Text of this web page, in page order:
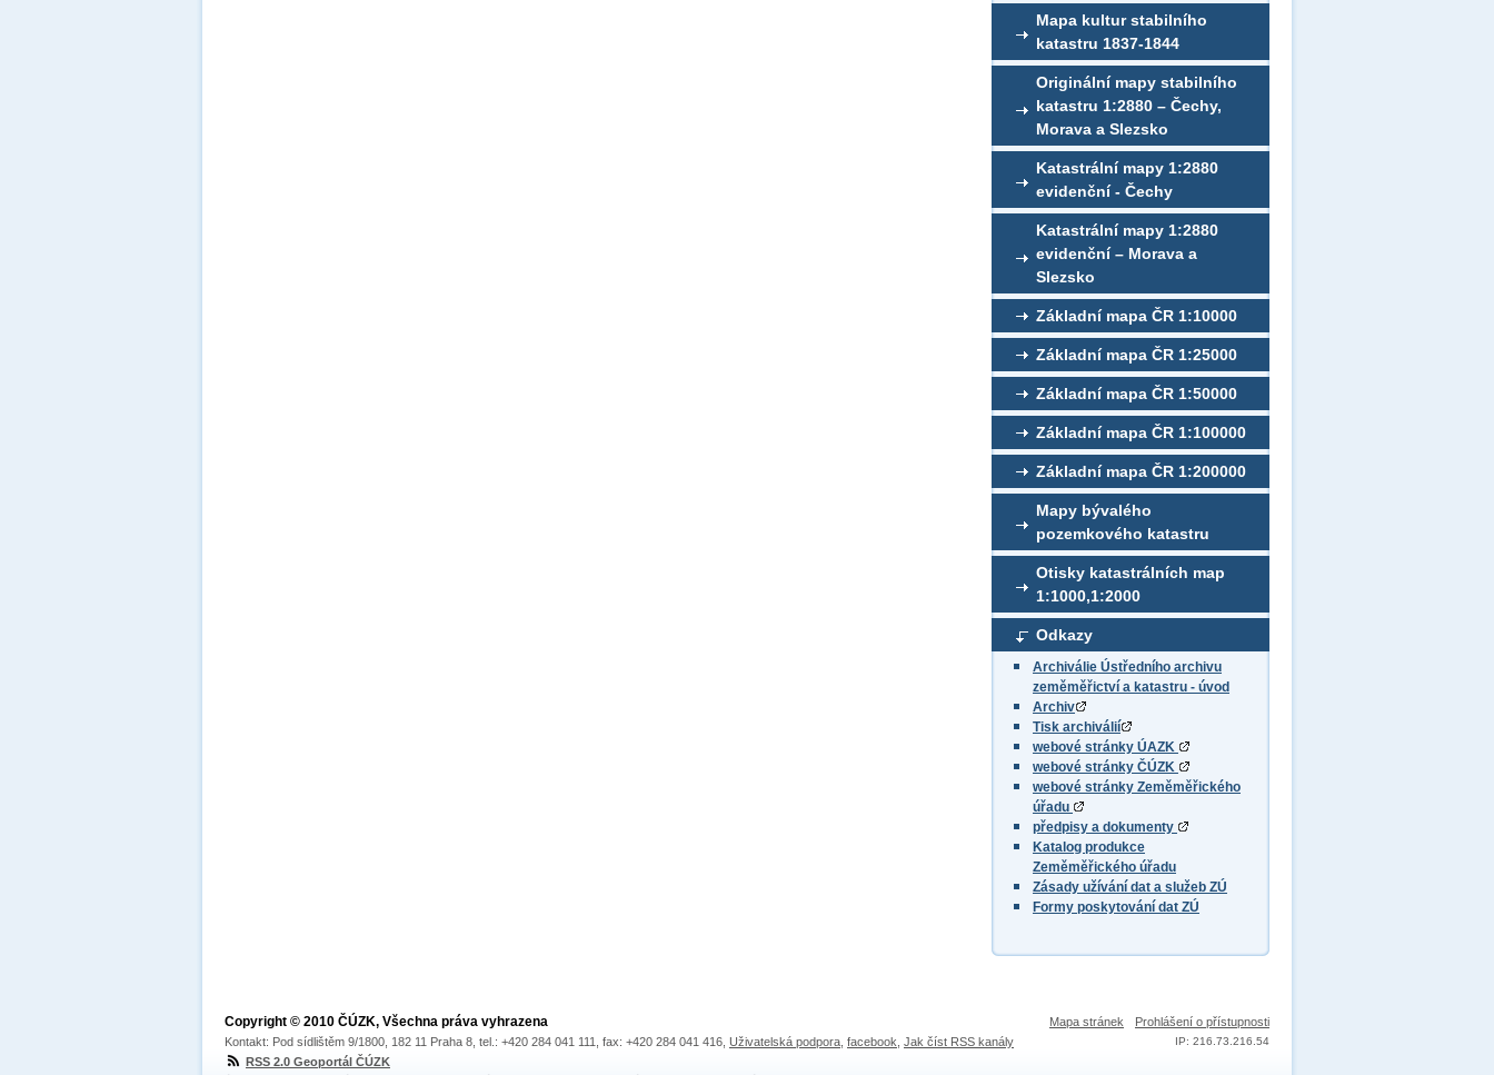
Mapa kultur stabilního
katastru 1837-1844
Originální mapy stabilního
katastru 1:2880 – Čechy,
Morava a Slezsko
Katastrální mapy 1:2880
evidenční - Čechy
Katastrální mapy 1:2880
evidenční – Morava a
Slezsko
Základní mapa ČR 1:10000
Základní mapa ČR 1:25000
Základní mapa ČR 1:50000
Základní mapa ČR 1:100000
Základní mapa ČR 1:200000
Mapy bývalého
pozemkového katastru
Otisky katastrálních map
1:1000,1:2000
Odkazy
Archiválie Ústředního archivu
zeměměřictví a katastru - úvod
Archiv
Tisk archiválií
webové stránky ÚAZK
webové stránky ČÚZK
webové stránky Zeměměřického
úřadu
předpisy a dokumenty
Katalog produkce
Zeměměřického úřadu
Zásady užívání dat a služeb ZÚ
Formy poskytování dat ZÚ
Mapa stránek Prohlášení o přístupnosti
IP: 216.73.216.54
Copyright © 2010 ČÚZK, Všechna práva vyhrazena
Kontakt: Pod sídlištěm 9/1800, 182 11 Praha 8, tel.: +420 284 041 111, fax: +420 284 041 416, Uživatelská podpora facebook Jak číst RSS kanály
RSS 2.0 Geoportál ČÚZK